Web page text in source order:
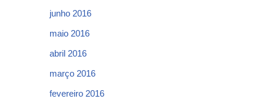
junho 2016
maio 2016
abril 2016
março 2016
fevereiro 2016